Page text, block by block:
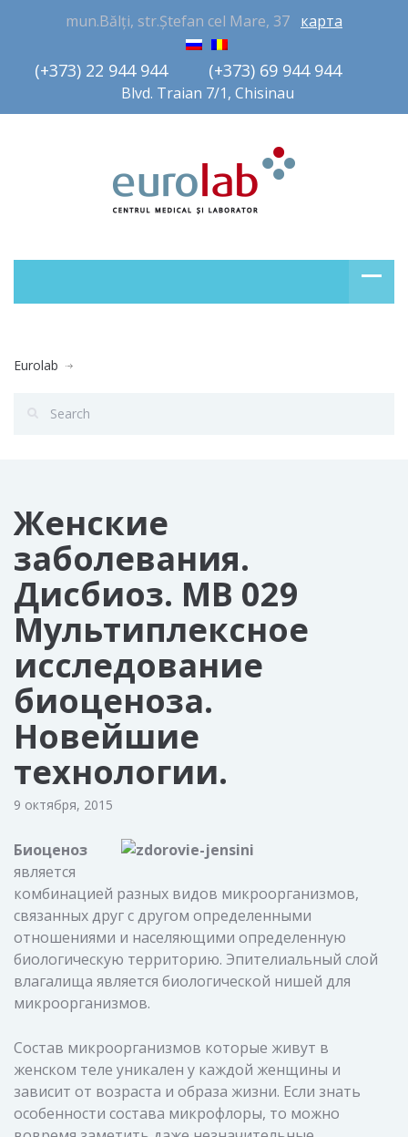
mun.Bălți, str.Ștefan cel Mare, 37 карта
(+373) 22 944 944         (+373) 69 944 944
Blvd. Traian 7/1, Chisinau
Eurolab
Женские
заболевания.
Дисбиоз. MB 029
Мультиплексное
исследование
биоценоза.
Новейшие
технологии.
9 октября, 2015
Биоценоз
является
комбинацией разных видов микроорганизмов,
связанных друг с другом определенными
отношениями и населяющими определенную
биологическую территорию. Эпителиальный слой
влагалища является биологической нишей для
микроорганизмов.
Состав микроорганизмов которые живут в
женском теле уникален у каждой женщины и
зависит от возраста и образа жизни. Если знать
особенности состава микрофлоры, то можно